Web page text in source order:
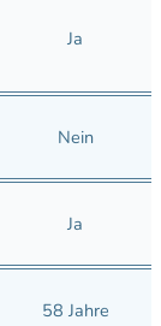
Ja
Nein
Ja
58 Jahre